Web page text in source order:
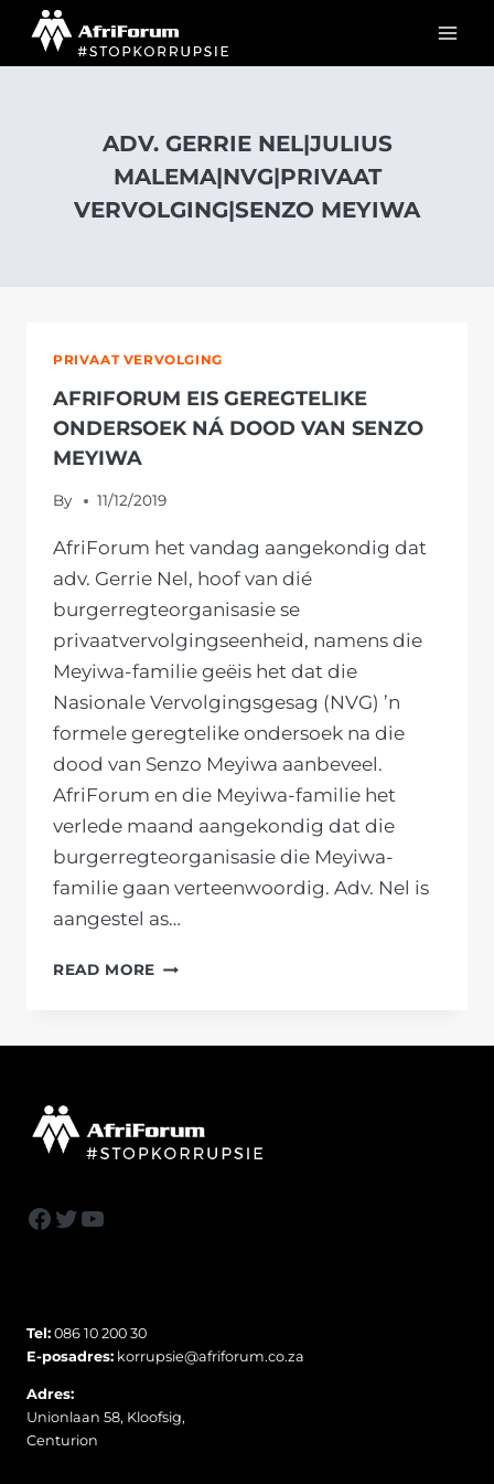
Skip
ADV. GERRIE NEL|JULIUS
MALEMA|NVG|PRIVAAT
VERVOLGING|SENZO MEYIWA
PRIVAAT VERVOLGING
AFRIFORUM EIS GEREGTELIKE
ONDERSOEK NÁ DOOD VAN SENZO
MEYIWA
By 11/12/2019
AfriForum het vandag aangekondig dat
adv. Gerrie Nel, hoof van dié
burgerregteorganisasie se
privaatvervolgingseenheid, namens die
Meyiwa-familie geëis het dat die
Nasionale Vervolgingsgesag (NVG) ’n
formele geregtelike ondersoek na die
dood van Senzo Meyiwa aanbeveel.
AfriForum en die Meyiwa-familie het
verlede maand aangekondig dat die
burgerregteorganisasie die Meyiwa-
familie gaan verteenwoordig. Adv. Nel is
aangestel as…
READ MORE AFRIFORUM
SENZO
Facebook
Twitter
YouTube
Tel: 086 10 200 30
E-posadres: korrupsie@afriforum.co.za
Adres:
Unionlaan 58, Kloofsig,
Centurion